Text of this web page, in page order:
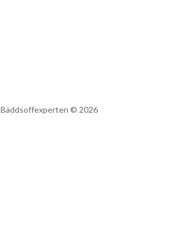
Bäddsoffexperten © 2026